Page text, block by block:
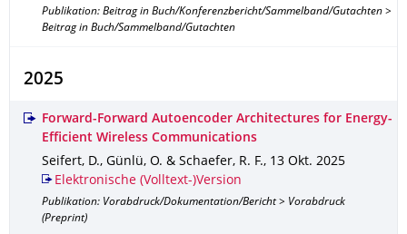
Publikation: Beitrag in Buch/Konferenzbericht/Sammelband/Gutachten >
Beitrag in Buch/Sammelband/Gutachten
2025
Forward-Forward Autoencoder Architectures for Energy-
Efficient Wireless Communications
Seifert, D., Günlü, O. & Schaefer, R. F., 13 Okt. 2025
Elektronische (Volltext-)Version
Publikation: Vorabdruck/Dokumentation/Bericht > Vorabdruck
(Preprint)